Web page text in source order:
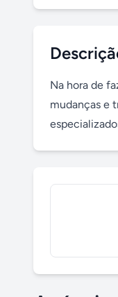
Na hora de
mudanças e